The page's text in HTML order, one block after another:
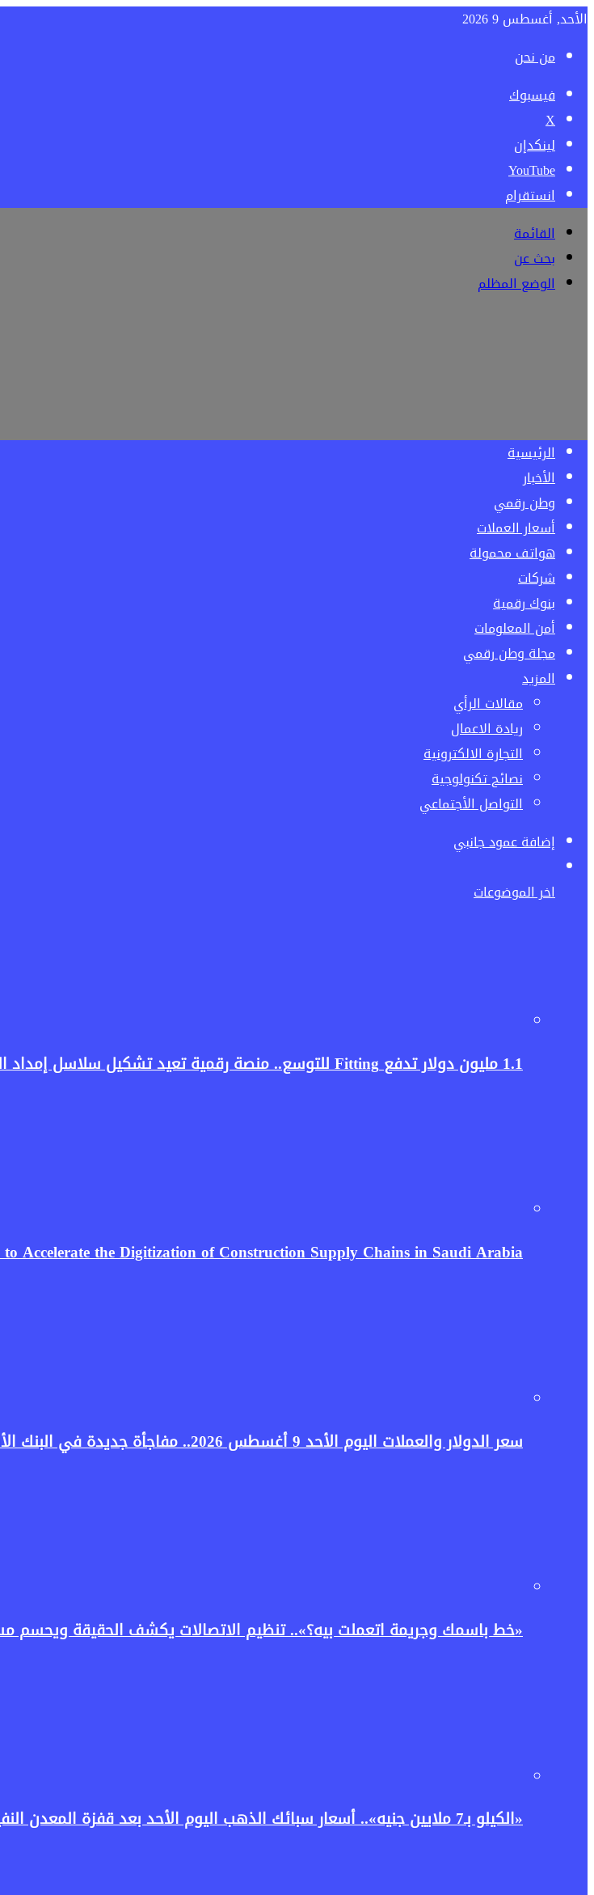
الأحد, أغسطس 9 2026
من نحن
فيسبوك
‫X
لينكدإن
‫YouTube
انستقرام
القائمة
بحث عن
الوضع المظلم
الرئيسية
الأخبار
وطن رقمي
أسعار العملات
هواتف محمولة
شركات
بنوك رقمية
أمن المعلومات
مجلة وطن رقمي
المزيد
مقالات الرأي
ريادة الاعمال
التجارة الالكترونية
نصائح تكنولوجية
التواصل الأجتماعي
إضافة عمود جانبي
اخر الموضوعات
1.1 مليون دولار تدفع Fitting للتوسع.. منصة رقمية تعيد تشكيل سلاسل إمداد البناء في السعودية
Accelerate the Digitization of Construction Supply Chains in Saudi Arabia
سعر الدولار والعملات اليوم الأحد 9 أغسطس 2026.. مفاجأة جديدة في البنك الأهلي
«خط باسمك وجريمة اتعملت بيه؟».. تنظيم الاتصالات يكشف الحقيقة ويحسم
«الكيلو بـ7 ملايين جنيه».. أسعار سبائك الذهب اليوم الأحد بعد قفزة المعدن النفيس عالميًا